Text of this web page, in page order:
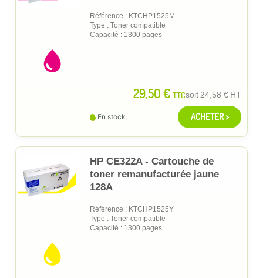
Référence : KTCHP1525M
Type : Toner compatible
Capacité : 1300 pages
29,50 € TTCsoit24,58 € HT
En stock ACHETER >
HP CE322A - Cartouche de
toner remanufacturée jaune
128A
Référence : KTCHP1525Y
Type : Toner compatible
Capacité : 1300 pages